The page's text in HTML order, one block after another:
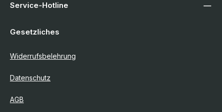
Service-Hotline
Gesetzliches
Widerrufsbelehrung
Datenschutz
AGB